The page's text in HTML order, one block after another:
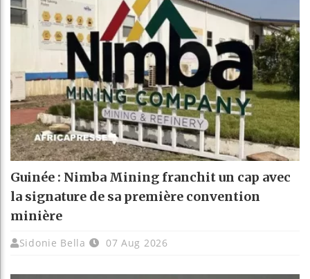
Guinée : Nimba Mining franchit un cap avec
la signature de sa première convention
minière
Sidonie Bella 07 Aug 2026